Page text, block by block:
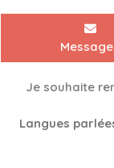
Je souhaite
Langues